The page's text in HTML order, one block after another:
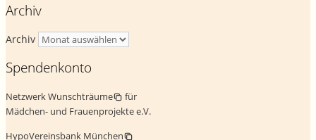
Archiv
Archiv
Spendenkonto
Netzwerk Wunschträume
für
Mädchen- und Frauenprojekte e.V.
HypoVereinsbank München